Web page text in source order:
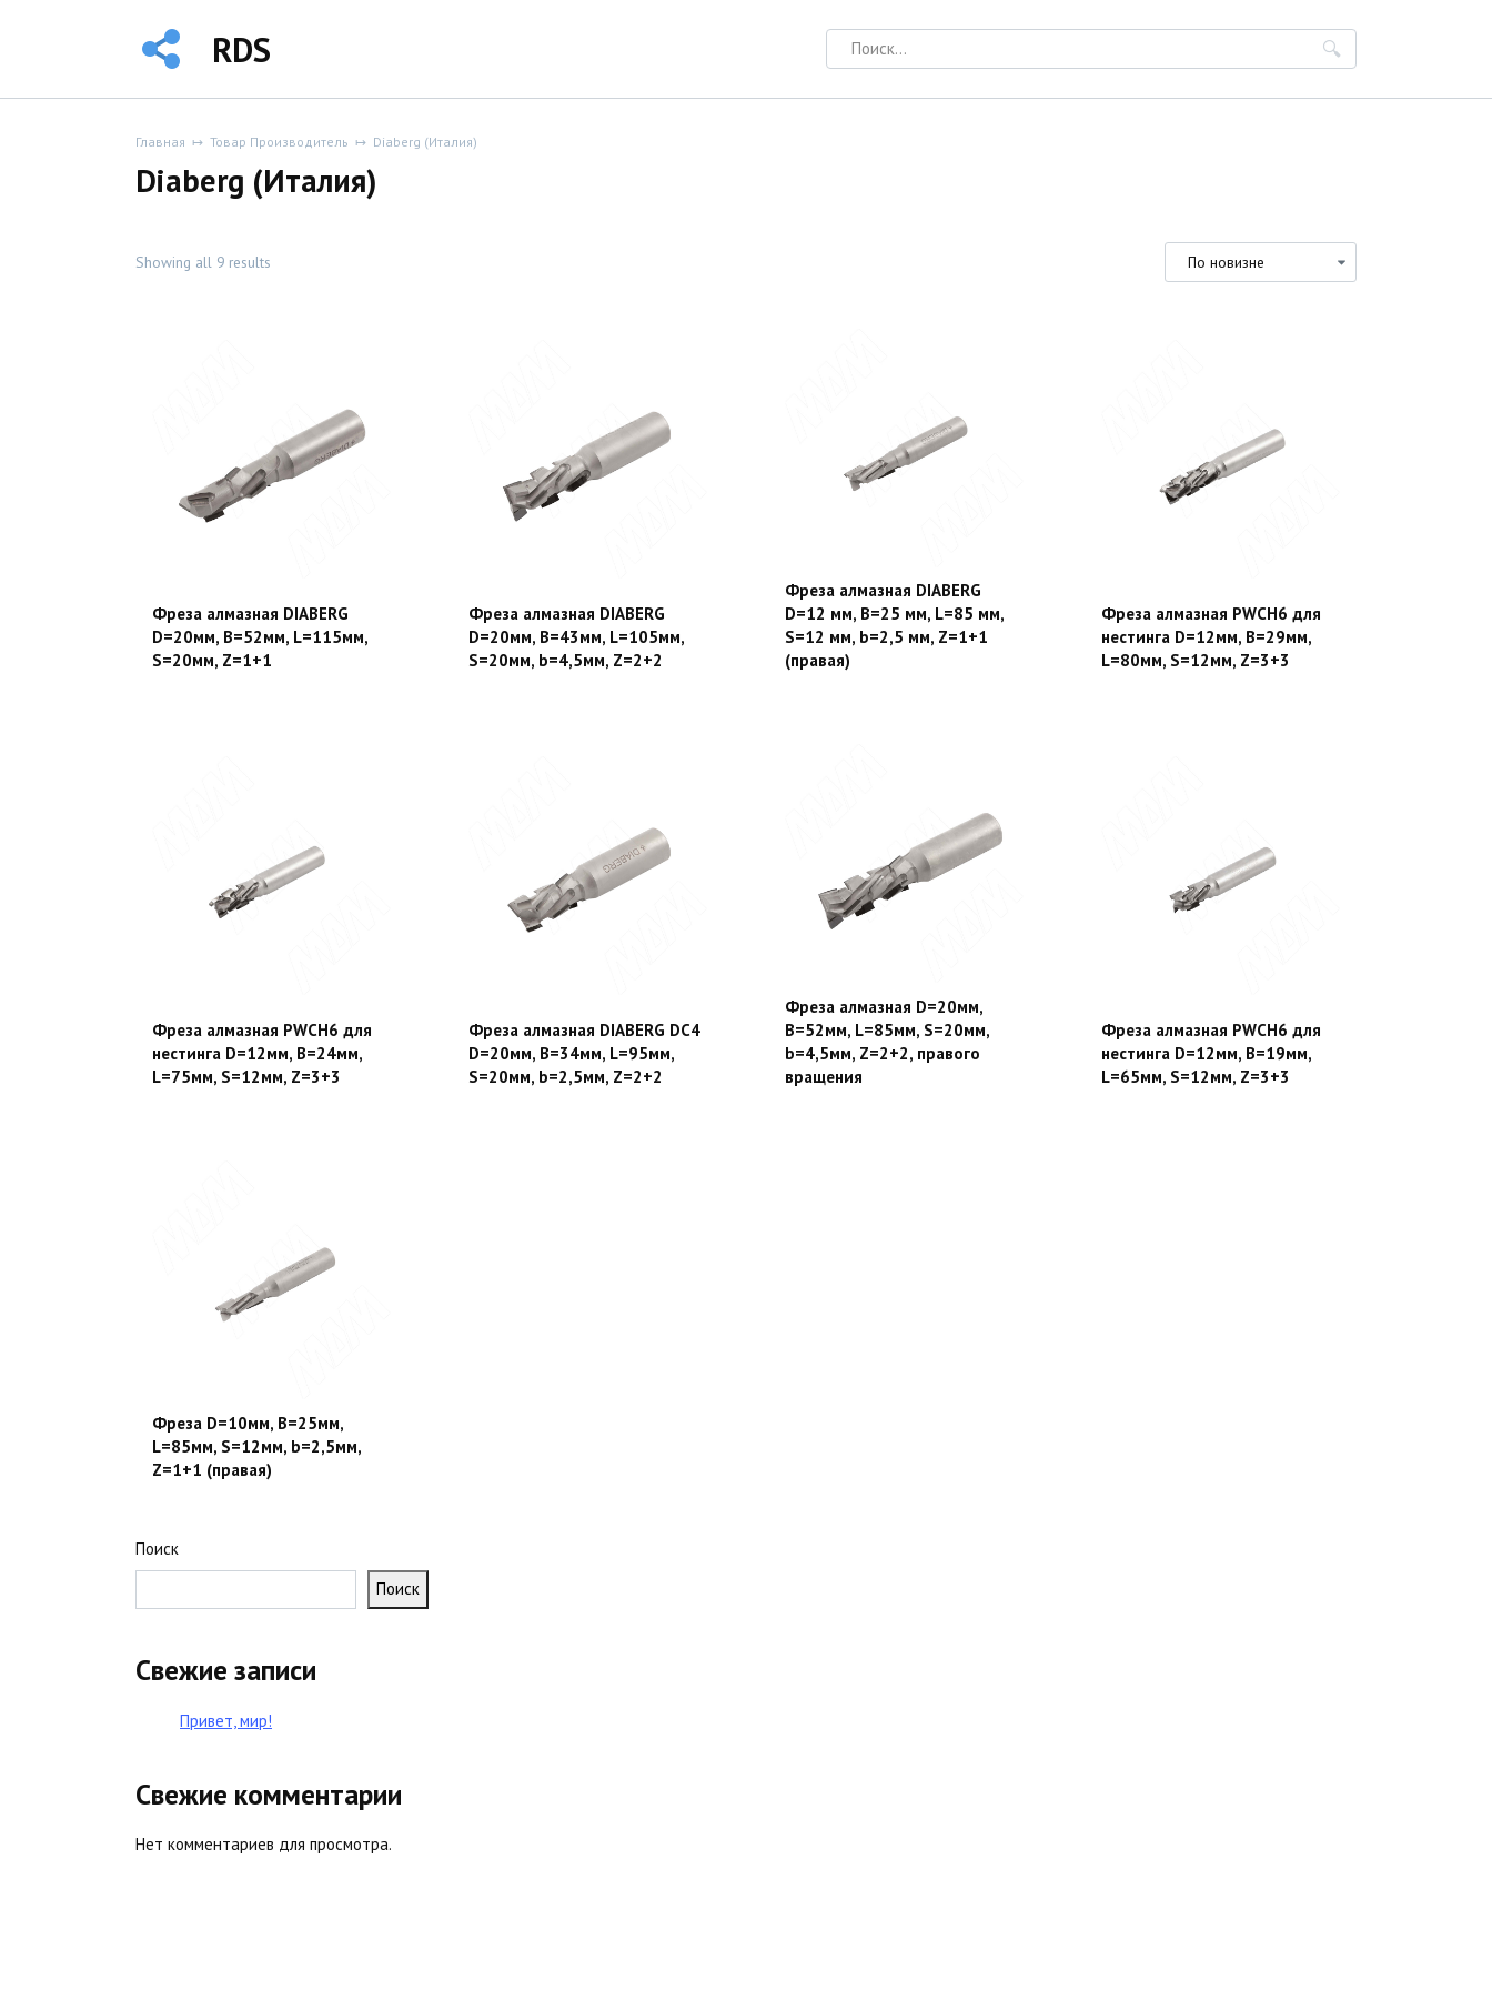
RDS
Search
for:
Главная Товар Производитель Diaberg (Италия)
Diaberg (Италия)
Showing all 9 results
Фреза алмазная DIABERG
D=20мм, B=52мм, L=115мм,
S=20мм, Z=1+1
Фреза алмазная DIABERG
D=20мм, B=43мм, L=105мм,
S=20мм, b=4,5мм, Z=2+2
Фреза алмазная DIABERG
D=12 мм, B=25 мм, L=85 мм,
S=12 мм, b=2,5 мм, Z=1+1
(правая)
Фреза алмазная PWCH6 для
нестинга D=12мм, B=29мм,
L=80мм, S=12мм, Z=3+3
Фреза алмазная PWCH6 для
нестинга D=12мм, B=24мм,
L=75мм, S=12мм, Z=3+3
Фреза алмазная DIABERG DC4
D=20мм, B=34мм, L=95мм,
S=20мм, b=2,5мм, Z=2+2
Фреза алмазная D=20мм,
B=52мм, L=85мм, S=20мм,
b=4,5мм, Z=2+2, правого
вращения
Фреза алмазная PWCH6 для
нестинга D=12мм, B=19мм,
L=65мм, S=12мм, Z=3+3
Фреза D=10мм, B=25мм,
L=85мм, S=12мм, b=2,5мм,
Z=1+1 (правая)
Поиск
Поиск
Свежие записи
Привет, мир!
Свежие комментарии
Нет комментариев для просмотра.